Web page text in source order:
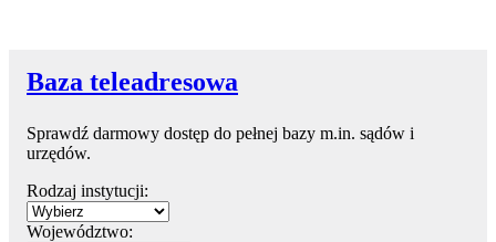
Baza teleadresowa
Sprawdź darmowy dostęp do pełnej bazy m.in. sądów i
urzędów.
Rodzaj instytucji:
Województwo: